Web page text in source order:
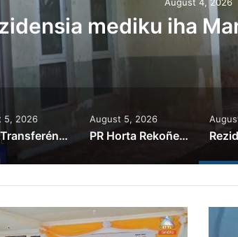
mediku iha
5, 2026
Kazu Transferénsia Osan Millaun 42 Husi Singapura, Advogadu Sei Halo Rekursu
August 5, 2026
PR Horta Rekoñese Timoroan Sira Iha Diáspora Nia Kontribuisaun